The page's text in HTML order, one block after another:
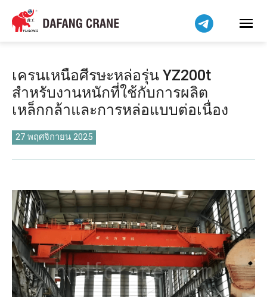
เครนเหนือศีรษะหล่อรุ่น YZ200t
สำหรับงานหนักที่ใช้กับการผลิต
เหล็กกล้าและการหล่อแบบต่อเนื่อง
27 พฤศจิกายน 2025
Bahasa Indonesia
Bahasa Melayu
বাংলা
فارسی
Pilipino
اردو
Українська
Беларуская мова
Kiswahili
Dansk
Norsk
O‘zbekcha